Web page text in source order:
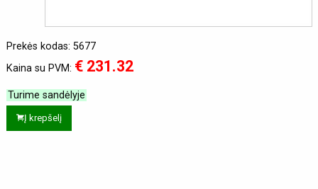
Prekės kodas: 5677
Kaina su PVM: € 231.32
Turime sandėlyje
Į krepšelį